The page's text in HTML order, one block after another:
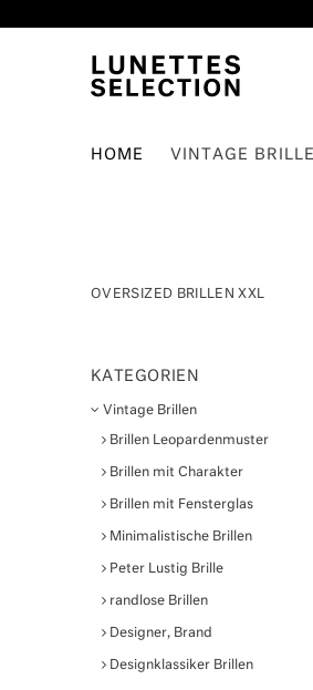
HOME VINTAGE
OVERSIZED BRILLEN XXL
KATEGORIEN
Vintage Brillen
Brillen Leopardenmuster
Brillen mit Charakter
Brillen mit Fensterglas
Minimalistische Brillen
Peter Lustig Brille
randlose Brillen
Designer, Brand
Designklassiker Brillen